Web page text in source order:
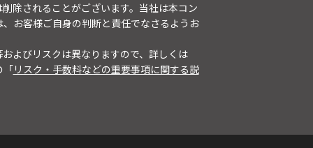
除されることがございます。当社は本コン
お客様ご自身の判断と責任でなさるようお
よびリスクは異なりますので、詳しくは
「リスク・手数料などの重要事項に関する説